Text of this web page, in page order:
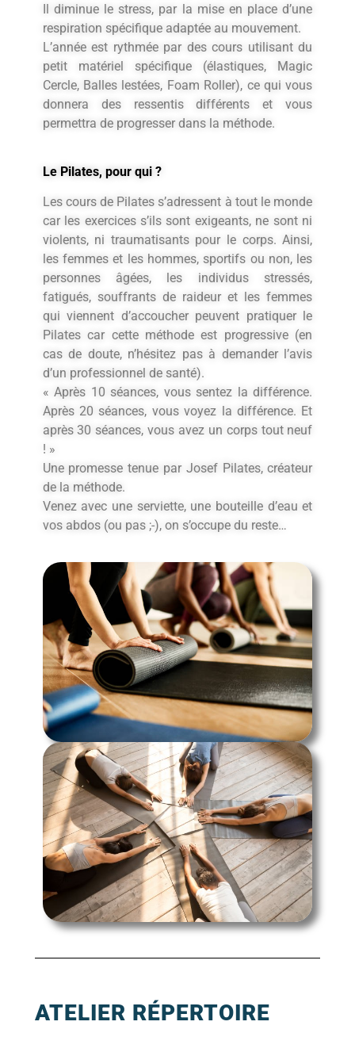
Il diminue le stress, par la mise en place d’une
respiration spécifique adaptée au mouvement.
L’année est rythmée par des cours utilisant du
petit matériel spécifique (élastiques, Magic
Cercle, Balles lestées, Foam Roller), ce qui vous
donnera des ressentis différents et vous
permettra de progresser dans la méthode.
Le Pilates, pour qui ?
Les cours de Pilates s’adressent à tout le monde
car les exercices s’ils sont exigeants, ne sont ni
violents, ni traumatisants pour le corps. Ainsi,
les femmes et les hommes, sportifs ou non, les
personnes âgées, les individus stressés,
fatigués, souffrants de raideur et les femmes
qui viennent d’accoucher peuvent pratiquer le
Pilates car cette méthode est progressive (en
cas de doute, n’hésitez pas à demander l’avis
d’un professionnel de santé).
« Après 10 séances, vous sentez la différence.
Après 20 séances, vous voyez la différence. Et
après 30 séances, vous avez un corps tout neuf
! »
Une promesse tenue par Josef Pilates, créateur
de la méthode.
Venez avec une serviette, une bouteille d’eau et
vos abdos (ou pas ;-), on s’occupe du reste…
ATELIER RÉPERTOIRE